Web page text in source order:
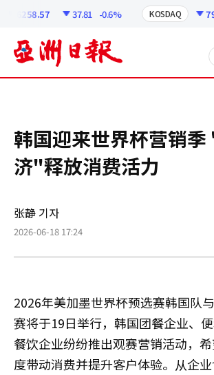
6258.57 37.81 -0.6% KOSDAQ
韩国迎来世界杯营销
济"释放消费活力
张静 기자
2026-06-18 17:24
2026年美加墨世界杯预选赛韩国队
赛将于19日举行，韩国团餐企业、
餐饮企业纷纷推出观赛营销活动，
度带动消费并提升客户体验。从企